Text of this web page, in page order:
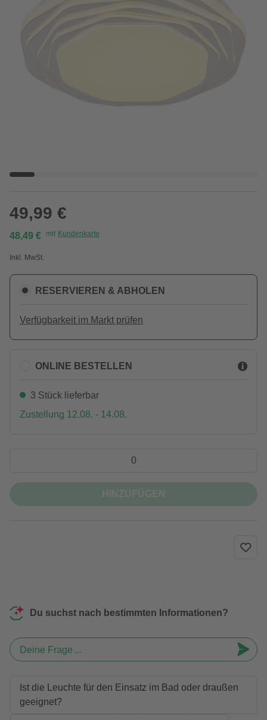
49,99 €
48,49 € mit Kundenkarte
Inkl. MwSt.
RESERVIEREN & ABHOLEN
Verfügbarkeit im Markt prüfen
ONLINE BESTELLEN
3 Stück lieferbar
Zustellung 12.08. - 14.08.
Du suchst nach bestimmten Informationen?
Deine Frage ...
Ist die Leuchte für den Einsatz im Bad oder draußen
geeignet?